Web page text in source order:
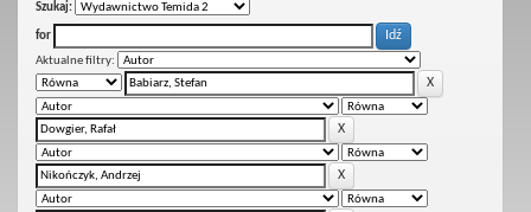
Szukaj:
for
Aktualne filtry: